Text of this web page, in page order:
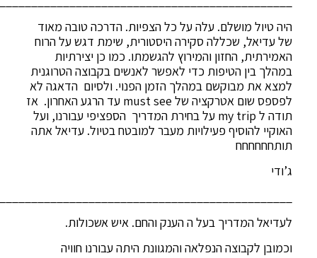
היה טיול מושלם. עלה על כל הצפיות. הדרכה טובה מאוד
של עדיאל, שכללה סקירה היסטורית, שימת דגש על הרוח
האמירתית, החזון והמירוץ להגשמתו. כמו כן יצירתיות
במהלך בין הטיפות כדי לאפשר לאנשים בקבוצה הטרוגנית
למצא את מבוקשם במהלך הזמן הפנוי. ולסיום הדאגה לא
לפספס שום אטרקציה של must see עד הרגע האחרון. אז
תודה ל my trip על בחירת המדריך הספציפי עבורנו, ועל
האוקיי להוסיף פעילויות מעבר למובטח בטיול. עדיאל אתה
תותחחחחחח
ג’ודי
לעדיאל המדריך בעל ה הענק והחם. איש אשכולות.
וכמובן לקבוצה הנפלאה והמגוונת היתה עבורנו חוויה